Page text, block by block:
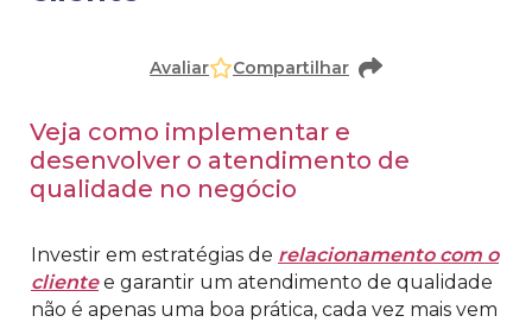
cadastro para acessar o conteúdo
Avaliar Compartilhar
Veja como implementar e
desenvolver o atendimento de
qualidade no negócio
Investir em estratégias de relacionamento com o
clientee garantir um atendimento de qualidade
não é apenas uma boa prática, cada vez mais vem